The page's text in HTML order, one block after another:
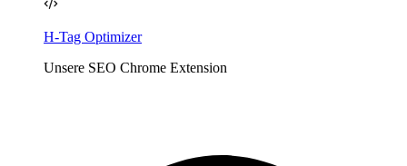
H-Tag Optimizer
Unsere SEO Chrome Extension